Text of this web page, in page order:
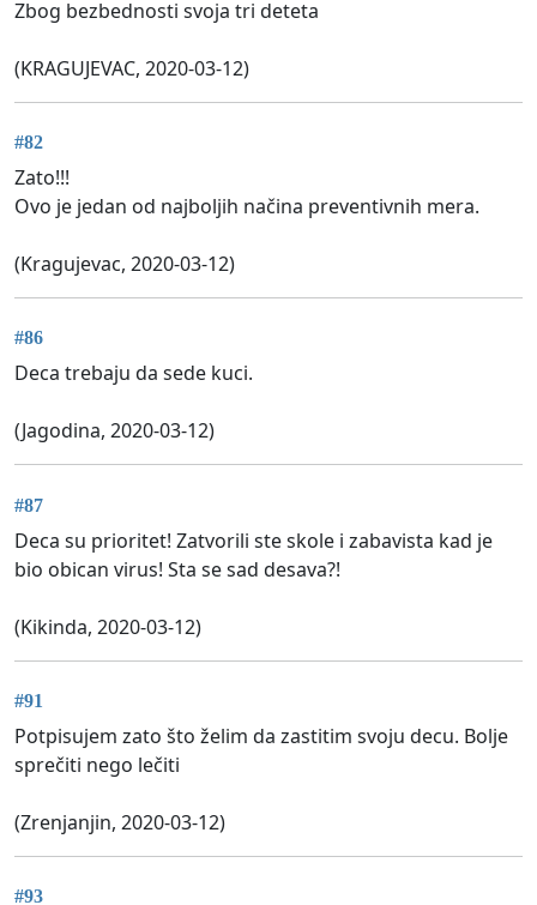
Zbog bezbednosti svoja tri deteta
(KRAGUJEVAC, 2020-03-12)
#82
Zato!!!
Ovo je jedan od najboljih načina preventivnih mera.
(Kragujevac, 2020-03-12)
#86
Deca trebaju da sede kuci.
(Jagodina, 2020-03-12)
#87
Deca su prioritet! Zatvorili ste skole i zabavista kad je
bio obican virus! Sta se sad desava?!
(Kikinda, 2020-03-12)
#91
Potpisujem zato što želim da zastitim svoju decu. Bolje
sprečiti nego lečiti
(Zrenjanjin, 2020-03-12)
#93